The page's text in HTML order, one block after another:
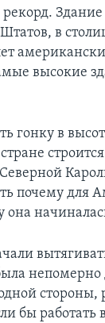
рекорд.
в
высокие
гонку в
почему для
она
непомерно
стороны,
бы работать